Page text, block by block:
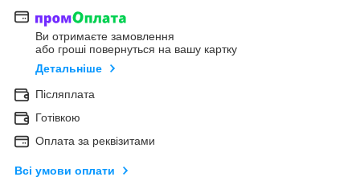
Ви отримаєте замовлення
або гроші повернуться на вашу картку
Детальніше
Післяплата
Готівкою
Оплата за реквізитами
Всі умови оплати